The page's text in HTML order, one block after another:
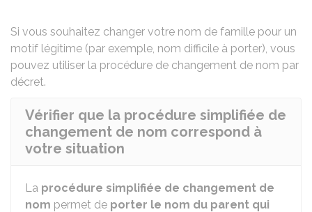
Si vous souhaitez changer votre nom de famille pour un
motif légitime (par exemple, nom difficile à porter), vous
pouvez utiliser la procédure de changement de nom par
décret.
Vérifier que la procédure simplifiée de
changement de nom correspond à
votre situation
La procédure simplifiée de changement de
nom permet de porter le nom du parent qui